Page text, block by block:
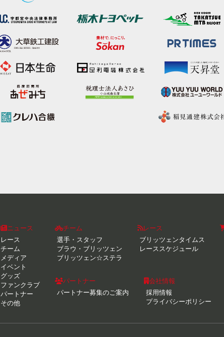
ニュース
レース
チーム
メディア
イベント
グッズ
ファンクラブ
パートナー
その他
チーム
選手・スタッフ
ブラウ・ブリッツェン
ブリッツェン☆ステラ
レース
ブリッツェンタイムス
レーススケジュール
パートナー
パートナー募集のご案内
会社情報
採用情報
プライバシーポリシー